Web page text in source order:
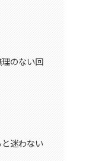
のない回
迷わない